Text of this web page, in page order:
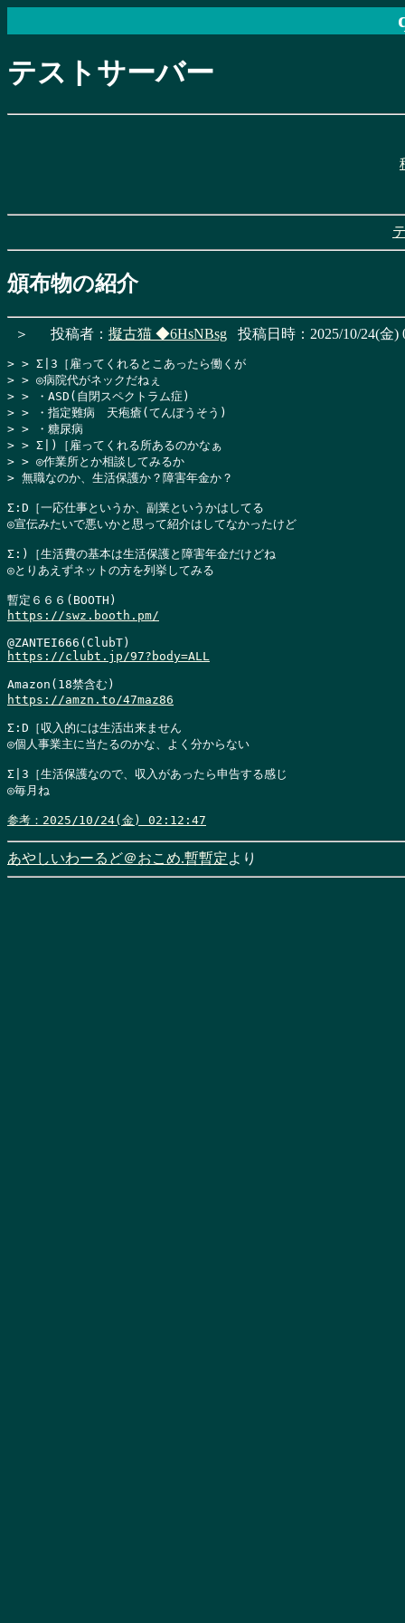
テストサーバー
頒布物の紹介
＞ 投稿者： 擬古猫 ◆6HsNBsg 投稿日時：2025/10/24(金)
> > Σ|3［雇ってくれるとこあったら働くが
> > ◎病院代がネックだねぇ
> > ・ASD(自閉スペクトラム症)
> > ・指定難病　天疱瘡(てんぽうそう)
> > ・糖尿病
> > Σ|)［雇ってくれる所あるのかなぁ
> > ◎作業所とか相談してみるか
> 無職なのか、生活保護か？障害年金か？
Σ:D［一応仕事というか、副業というかはしてる
◎宣伝みたいで悪いかと思って紹介はしてなかったけど
Σ:)［生活費の基本は生活保護と障害年金だけどね
◎とりあえずネットの方を列挙してみる
https://swz.booth.pm/
https://clubt.jp/97?body=ALL
https://amzn.to/47maz86
Σ:D［収入的には生活出来ません
◎個人事業主に当たるのかな、よく分からない
Σ|3［生活保護なので、収入があったら申告する感じ
◎毎月ね
参考：2025/10/24(金) 02:12:47
あやしいわーるど＠おこめ.暫暫定より